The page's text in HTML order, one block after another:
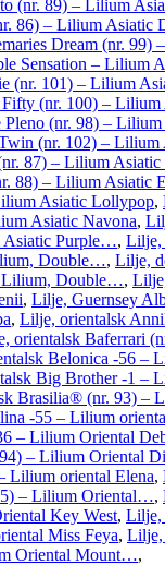
(nr. 89) – Lilium
86) – Lilium Asiatic
Dream (nr.
Sensation – Lilium
(nr. 101) – Lilium
Fifty (nr. 100) –
Pleno (nr. 98) –
(nr. 102) –
87) – Lilium
88) – Lilium Asiatic
Asiatic Lollypop,
Asiatic Navona,
Asiatic Purple…, Lilje,
Double…, Lilje,
Lilium, Double…,
, Lilje, Guernsey
, Lilje, orientalsk
orientalsk Baferrari
Belonica -56 –
Big Brother -1 –
Brasilia® (nr. 93) –
-55 – Lilium
– Lilium Oriental
– Lilium Oriental
Lilium oriental Elena,
– Lilium Oriental…,
Key West, Lilje,
Miss Feya, Lilje,
Oriental Mount…,